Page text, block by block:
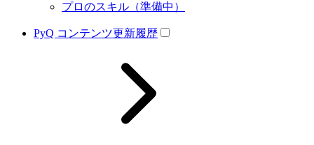
プロのスキル（準備中）
PyQ コンテンツ更新履歴